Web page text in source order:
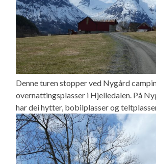
Denne turen stopper ved Nygård
overnattingsplasser i Hjelledalen. På
har dei hytter, bobilplasser og